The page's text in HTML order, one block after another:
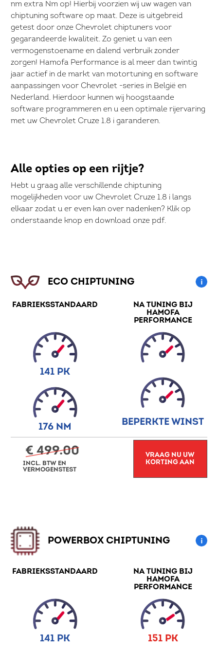
nm extra Nm op! Hierbij voorzien wij uw wagen van
chiptuning software op maat. Deze is uitgebreid
getest door onze Chevrolet chiptuners voor
gegarandeerde kwaliteit. Zo geniet u van een
vermogenstoename en dalend verbruik zonder
zorgen! Hamofa Performance is al meer dan twintig
jaar actief in de markt van motortuning en software
aanpassingen voor Chevrolet -series in België en
Nederland. Hierdoor kunnen wij hoogstaande
software programmeren en u een optimale rijervaring
met uw Chevrolet Cruze 1.8 i garanderen.
Alle opties op een rijtje?
Hebt u graag alle verschillende chiptuning
mogelijkheden voor uw Chevrolet Cruze 1.8 i langs
elkaar zodat u er even kan over nadenken? Klik op
onderstaande knop en download onze pdf.
ECO CHIPTUNING
FABRIEKSSTANDAARD
NA TUNING BIJ
HAMOFA
PERFORMANCE
141 PK
176 NM BEPERKTE WINST
€ 499.00
INCL. BTW EN
VERMOGENSTEST
VRAAG NU UW
KORTING AAN
POWERBOX CHIPTUNING
FABRIEKSSTANDAARD
NA TUNING BIJ
HAMOFA
PERFORMANCE
141 PK 151 PK